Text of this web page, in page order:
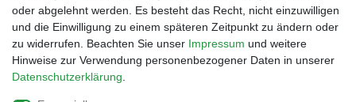
oder abgelehnt werden. Es besteht das Recht, nicht einzuwilligen
und die Einwilligung zu einem späteren Zeitpunkt zu ändern oder
zu widerrufen. Beachten Sie unser Impressum und weitere
Hinweise zur Verwendung personenbezogener Daten in unserer
Daten­schutz­erklärung